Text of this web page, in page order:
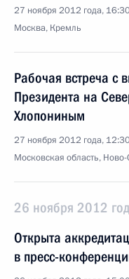
27 ноября 2012 года,
Москва, Кремль
Рабочая встреча с
Президента на
Хлопониным
27 ноября 2012 года,
Московская область,
26 ноября 2012
Открыта
в пресс-